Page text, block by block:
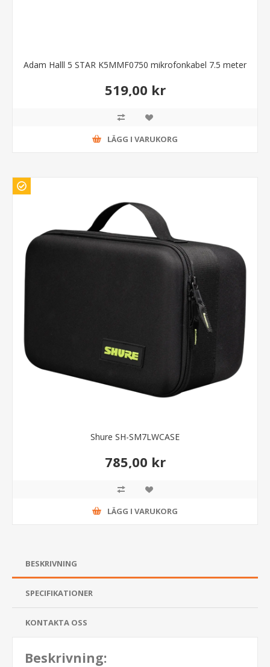
Adam Halll 5 STAR K5MMF0750 mikrofonkabel 7.5 meter
519,00 kr
LÄGG I VARUKORG
Shure SH-SM7LWCASE
785,00 kr
LÄGG I VARUKORG
BESKRIVNING
SPECIFIKATIONER
KONTAKTA OSS
Beskrivning: